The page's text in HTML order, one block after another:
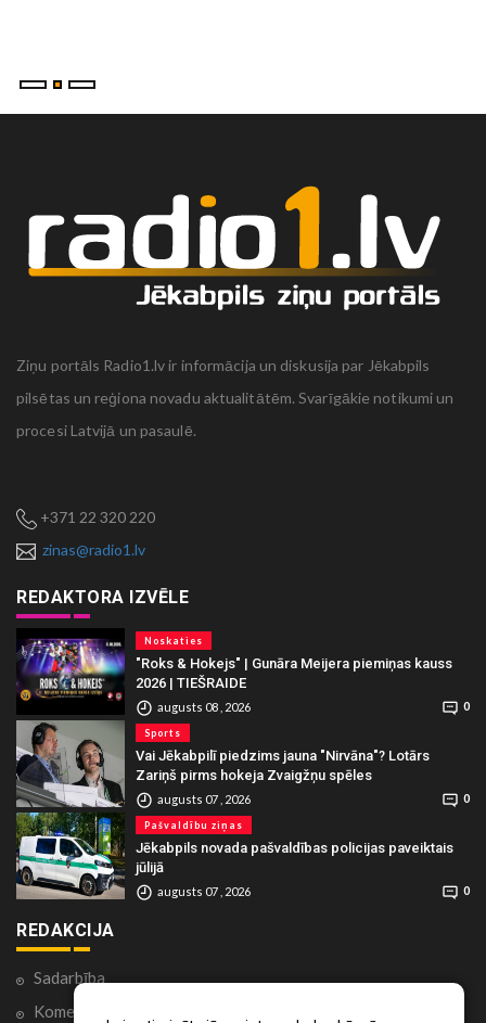
Ziņu portāls Radio1.lv ir informācija un diskusija par Jēkabpils
pilsētas un reģiona novadu aktualitātēm. Svarīgākie notikumi un
procesi Latvijā un pasaulē.
+371 22 320 220
zinas@radio1.lv
REDAKTORA IZVĒLE
Noskaties
"Roks & Hokejs" | Gunāra Meijera piemiņas kauss
2026 | TIEŠRAIDE
augusts 08 , 2026 0
Sports
Vai Jēkabpilī piedzims jauna "Nirvāna"? Lotārs
Zariņš pirms hokeja Zvaigžņu spēles
augusts 07 , 2026 0
Pašvaldību ziņas
Jēkabpils novada pašvaldības policijas paveiktais
jūlijā
augusts 07 , 2026 0
REDAKCIJA
Sadarbība
Komentāri portālā